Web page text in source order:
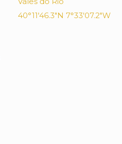
40°11'46.3"N 7°33'07.2"W